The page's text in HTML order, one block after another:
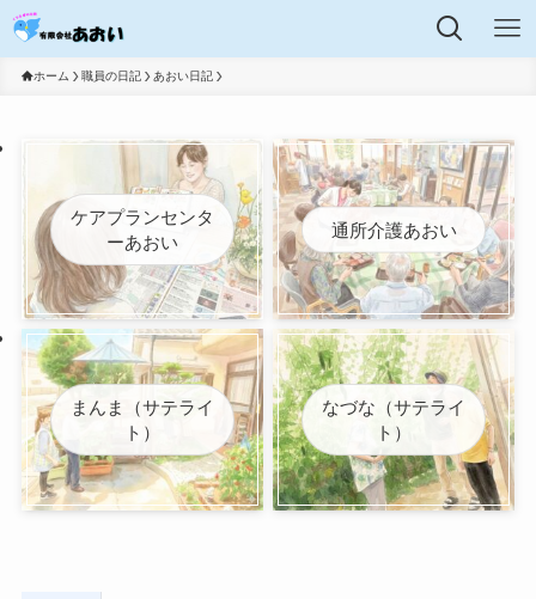
ホーム 職員の日記 あおい日記
ケアプランセンタ
ーあおい
通所介護あおい
まんま（サテライ
ト）
なづな（サテライ
ト）